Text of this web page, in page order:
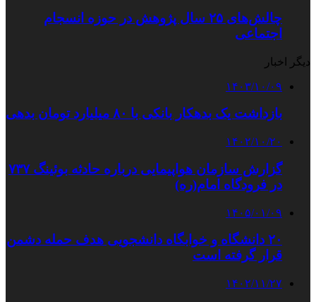
چالش‌های ۲۵ سال پژوهش در حوزه انسجام
اجتماعی
دیگر اخبار
۱۴۰۳/۱۰/۰۹
بازداشت یک بدهکار بانکی با ۸۰ میلیارد تومان بدهی
۱۴۰۲/۱۰/۲۰
گزارش سازمان هواپیمایی درباره حادثه بوئینگ ۷۳۷
در فرودگاه امام(ره)
۱۴۰۵/۰۱/۰۹
۲۰ دانشگاه و خوابگاه دانشجویی هدف حمله دشمن
قرار گرفته است
۱۴۰۲/۱۱/۲۷